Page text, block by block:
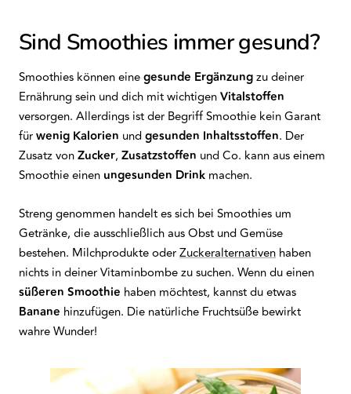
Sind Smoothies immer gesund?
Smoothies können einegesunde Ergänzungzu deiner
Ernährung sein und dich mit wichtigenVitalstoffen
versorgen. Allerdings ist der Begriff Smoothie kein Garant
fürwenig Kalorien undgesunden Inhaltsstoffen. Der
Zusatz vonZucker, Zusatzstoffen und Co. kann aus einem
Smoothie einen ungesunden Drink machen.
Streng genommen handelt es sich bei Smoothies um
Getränke, die ausschließlich aus Obst und Gemüse
bestehen. Milchprodukte oderZuckeralternativen haben
nichts in deiner Vitaminbombe zu suchen. Wenn du einen
süßeren Smoothie haben möchtest, kannst du etwas
Banane hinzufügen. Die natürliche Fruchtsüße bewirkt
wahre Wunder!